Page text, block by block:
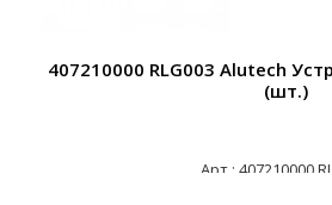
407210000 RLG003 Alutech
(шт.)
Арт.: 407210000